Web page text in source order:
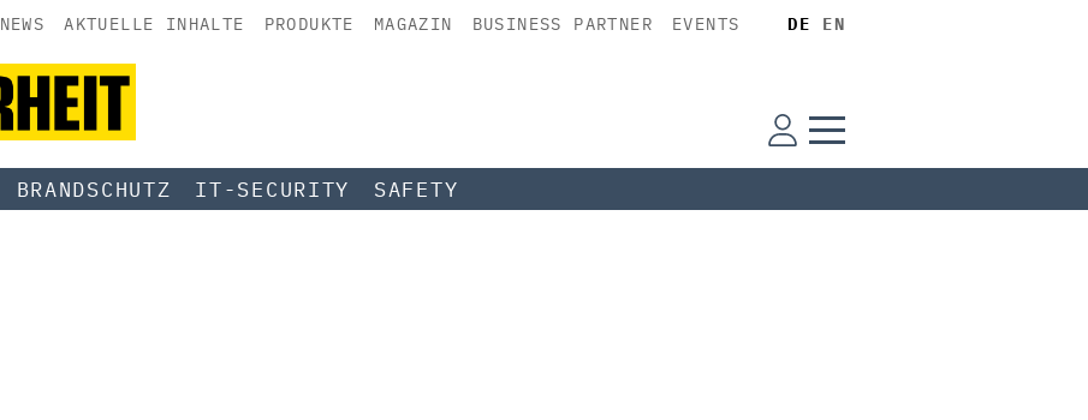
NEWS AKTUELLE INHALTE PRODUKTE MAGAZIN BUSINESS PARTNER EVENTS DE EN
BRANDSCHUTZ IT-SECURITY SAFETY